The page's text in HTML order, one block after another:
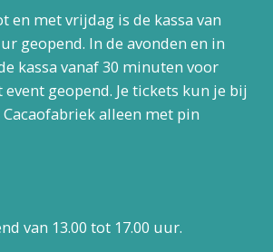
en met vrijdag is de kassa van
geopend. In de avonden en in
kassa vanaf 30 minuten voor
event geopend. Je tickets kun je bij
Cacaofabriek alleen met pin
van 13.00 tot 17.00 uur.